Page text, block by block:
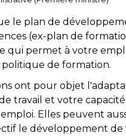
le plan de
(ex-plan de
qui permet à votre
politique de formation.
ont pour objet
travail et votre capacité
Elles peuvent
le développement de